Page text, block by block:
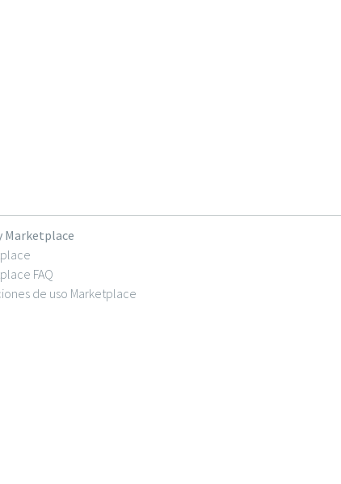
Marketplace
FAQ
de uso Marketplace